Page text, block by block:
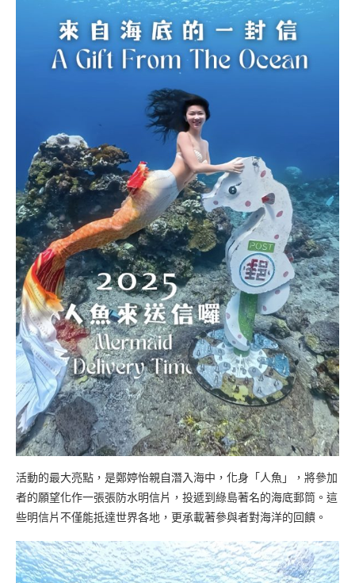
活動的最大亮點，是鄭婷怡親自潛入海中，化身「人魚」，將參加
者的願望化作一張張防水明信片，投遞到綠島著名的海底郵筒。這
些明信片不僅能抵達世界各地，更承載著參與者對海洋的回饋。